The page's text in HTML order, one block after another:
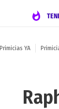
Primicias YA